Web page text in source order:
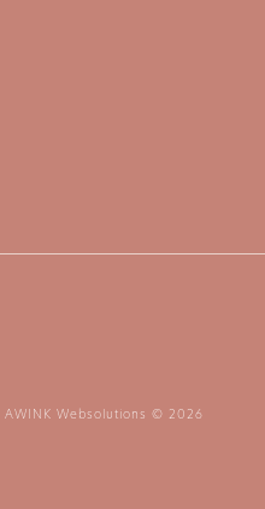
AWINK Websolutions © 2026